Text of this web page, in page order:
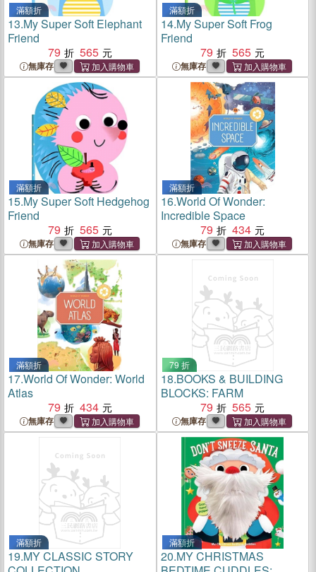
滿額折
13.My Super Soft Elephant
Friend
79
565
無庫存
滿額折
14.My Super Soft Frog
Friend
79
565
無庫存
滿額折
15.My Super Soft Hedgehog
Friend
79
565
無庫存
滿額折
16.World Of Wonder:
Incredible Space
79
434
無庫存
滿額折
17.World Of Wonder: World
Atlas
79
434
無庫存
79 折
18.BOOKS & BUILDING
BLOCKS: FARM
79
565
無庫存
滿額折
19.MY CLASSIC STORY
滿額折
20.MY CHRISTMAS